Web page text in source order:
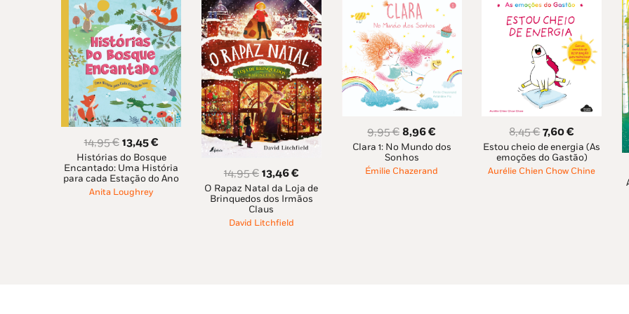
14,95€ O
preço
original
era:
13,45€O
preço
atual
Histórias do Bosque
Encantado: Uma História
para cada Estação do Ano
Anita Loughrey
14,95€ O
preço
original
era:
13,46€O
preço
atual
O Rapaz Natal da Loja de
Brinquedos dos Irmãos
Claus
David Litchfield
9,95€ O
preço
original
8,96€
preço
atual
Clara 1: No Mundo dos
Sonhos
Émilie Chazerand
8,45€O
preço
original
7,60€
preço
atual
Estou cheio de energia (As
emoções do Gastão)
Aurélie Chien Chow Chine